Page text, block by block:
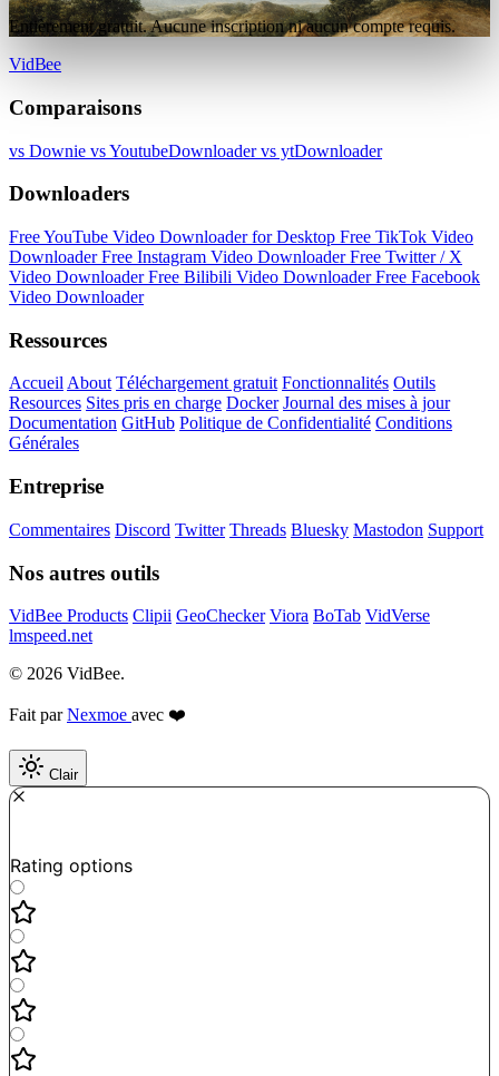
Entièrement gratuit. Aucune inscription ni aucun compte requis.
VidBee
Comparaisons
vs Downie vs YoutubeDownloadervs ytDownloader
Downloaders
Free YouTube Video Downloader for Desktop Free TikTok Video
DownloaderFree Instagram Video DownloaderFree Twitter / X
Video DownloaderFree Bilibili Video DownloaderFree Facebook
Video Downloader
Ressources
AccueilAbout Téléchargement gratuit Fonctionnalités Outils
Resources Sites pris en charge Docker Journal des mises à jour
Documentation GitHub Politique de Confidentialité Conditions
Générales
Entreprise
Commentaires Discord Twitter Threads Bluesky Mastodon Support
Nos autres outils
VidBee Products Clipii GeoChecker Viora BoTab VidVerse
lmspeed.net
© 2026 VidBee.
Fait parNexmoe avec ❤️
Clair
Rating options